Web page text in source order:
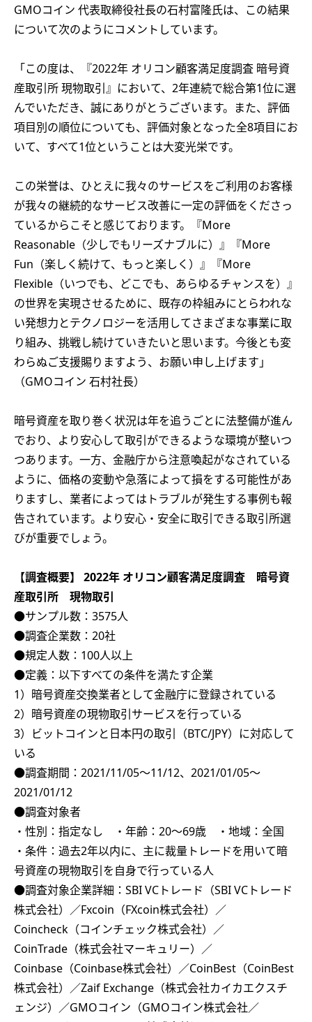
GMOコイン 代表取締役社長の石村富隆氏は、この結果
について次のようにコメントしています。
「この度は、『2022年 オリコン顧客満足度調査 暗号資
産取引所 現物取引』において、2年連続で総合第1位に選
んでいただき、誠にありがとうございます。また、評価
項目別の順位についても、評価対象となった全8項目にお
いて、すべて1位ということは大変光栄です。
この栄誉は、ひとえに我々のサービスをご利用のお客様
が我々の継続的なサービス改善に一定の評価をくださっ
ているからこそと感じております。『More
Reasonable（少しでもリーズナブルに）』『More
Fun（楽しく続けて、もっと楽しく）』『More
Flexible（いつでも、どこでも、あらゆるチャンスを）』
の世界を実現させるために、既存の枠組みにとらわれな
い発想力とテクノロジーを活用してさまざまな事業に取
り組み、挑戦し続けていきたいと思います。今後とも変
わらぬご支援賜りますよう、お願い申し上げます」
（GMOコイン 石村社長）
暗号資産を取り巻く状況は年を追うごとに法整備が進ん
でおり、より安心して取引ができるような環境が整いつ
つあります。一方、金融庁から注意喚起がなされている
ように、価格の変動や急落によって損をする可能性があ
りますし、業者によってはトラブルが発生する事例も報
告されています。より安心・安全に取引できる取引所選
びが重要でしょう。
【調査概要】 2022年 オリコン顧客満足度調査 暗号資
産取引所 現物取引
●サンプル数：3575人
●調査企業数：20社
●規定人数：100人以上
●定義：以下すべての条件を満たす企業
1）暗号資産交換業者として金融庁に登録されている
2）暗号資産の現物取引サービスを行っている
3）ビットコインと日本円の取引（BTC/JPY）に対応して
いる
●調査期間：2021/11/05～11/12、2021/01/05～
2021/01/12
●調査対象者
・性別：指定なし ・年齢：20～69歳 ・地域：全国
・条件：過去2年以内に、主に裁量トレードを用いて暗
号資産の現物取引を自身で行っている人
●調査対象企業詳細：SBI VCトレード（SBI VCトレード
株式会社）／Fxcoin（FXcoin株式会社）／
Coincheck（コインチェック株式会社）／
CoinTrade（株式会社マーキュリー）／
Coinbase（Coinbase株式会社）／CoinBest（CoinBest
株式会社）／Zaif Exchange（株式会社カイカエクスチ
ェンジ）／GMOコイン（GMOコイン株式会社／